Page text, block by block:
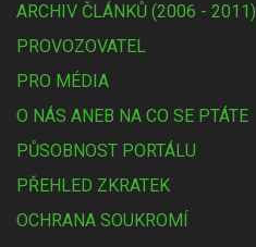
ARCHIV ČLÁNKŮ (2006 - 2011)
PROVOZOVATEL
PRO MÉDIA
O NÁS ANEB NA CO SE PTÁTE
PŮSOBNOST PORTÁLU
PŘEHLED ZKRATEK
OCHRANA SOUKROMÍ